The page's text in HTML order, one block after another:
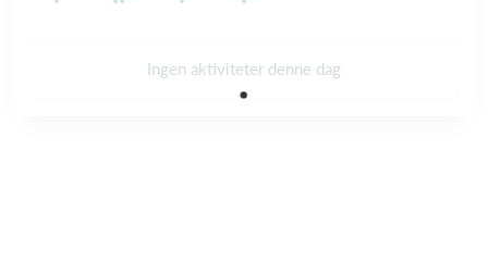
Ingen aktiviteter denne dag